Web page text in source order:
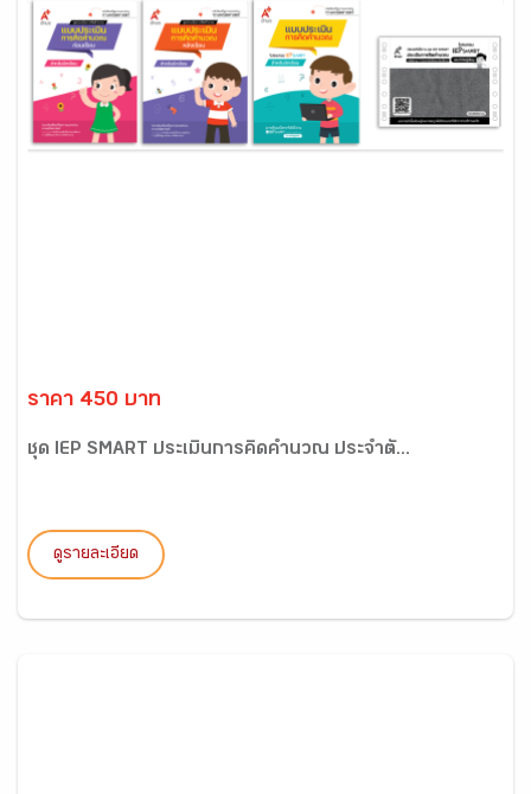
ราคา 450 บาท
ชุด IEP SMART ประเมินการคิดคำนวณ ประจำตั...
ดูรายละเอียด